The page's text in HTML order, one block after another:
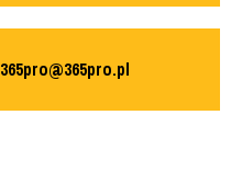
365pro@365pro.pl